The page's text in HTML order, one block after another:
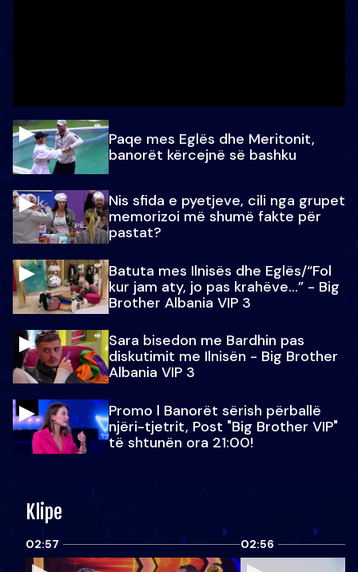
Paqe mes Eglës dhe Meritonit,
banorët kërcejnë së bashku
Nis sfida e pyetjeve, cili nga grupet
memorizoi më shumë fakte për
pastat?
Batuta mes Ilnisës dhe Eglës/“Fol
kur jam aty, jo pas krahëve…” - Big
Brother Albania VIP 3
Sara bisedon me Bardhin pas
diskutimit me Ilnisën - Big Brother
Albania VIP 3
Promo l Banorët sërish përballë
njëri-tjetrit, Post "Big Brother VIP"
të shtunën ora 21:00!
Klipe
02:57 02:56